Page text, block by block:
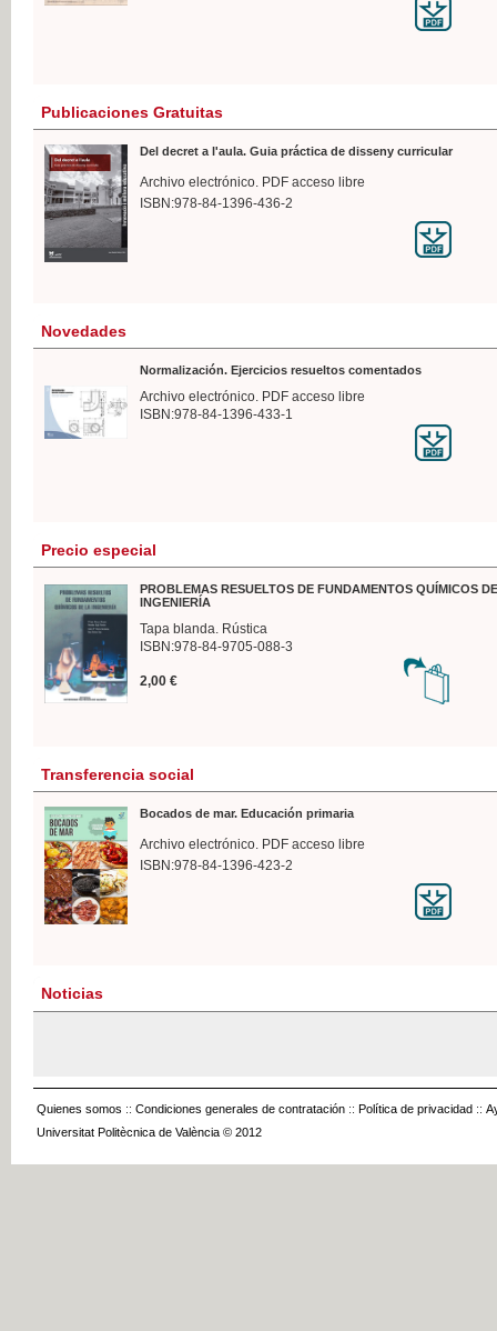
Publicaciones Gratuitas
Del decret a l'aula. Guia práctica de disseny curricular
Archivo electrónico. PDF acceso libre
ISBN:978-84-1396-436-2
Novedades
Normalización. Ejercicios resueltos comentados
Archivo electrónico. PDF acceso libre
ISBN:978-84-1396-433-1
Precio especial
PROBLEMAS RESUELTOS DE FUNDAMENTOS QUÍMICOS
INGENIERÍA
Tapa blanda. Rústica
ISBN:978-84-9705-088-3
2,00 €
Transferencia social
Bocados de mar. Educación primaria
Archivo electrónico. PDF acceso libre
ISBN:978-84-1396-423-2
Noticias
Quienes somos :: Condiciones generales de contratación :: Política de privacidad ::
Universitat Politècnica de València © 2012